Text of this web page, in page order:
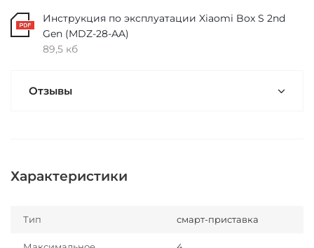
Инструкция по эксплуатации Xiaomi Box S 2nd
Gen (MDZ-28-AA)
89,5 кб
Отзывы
Характеристики
Тип смарт-приставка